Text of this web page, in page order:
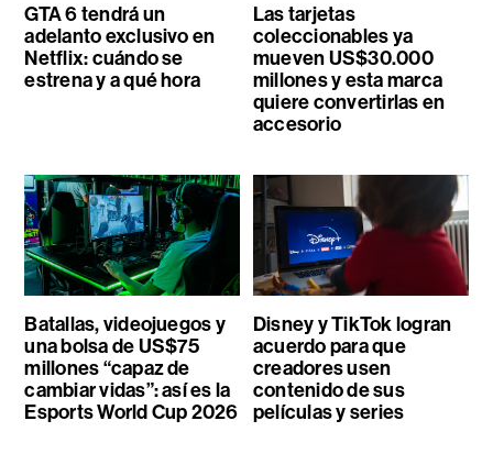
GTA 6 tendrá un
adelanto exclusivo en
Netflix: cuándo se
estrena y a qué hora
Las tarjetas
coleccionables ya
mueven US$30.000
millones y esta marca
quiere convertirlas en
accesorio
Batallas, videojuegos y
una bolsa de US$75
millones “capaz de
cambiar vidas”: así es la
Esports World Cup 2026
Disney y TikTok logran
acuerdo para que
creadores usen
contenido de sus
películas y series